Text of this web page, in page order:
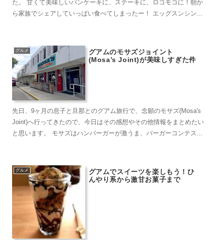
た。 甘くて美味しいパンケーキに、ステーキに、ロコモコに！朝か
ら家族でシェアしていっぱい食べてしまったー！ エッグスンシング
グルメ
グアムのモサズジョイント
(Mosa’s Joint)が美味しすぎた件
先日、9ヶ月の息子と旦那とのグアム旅行で、念願のモサズ(Mosa's
Joint)へ行ってきたので、今日はその感想やその他情報をまとめたい
と思います。 モサズはハンバーガーが激うま、バーガーコンテス...
グルメ
グアムでスイーツを楽しもう！ひ
んやり系から激甘お菓子まで